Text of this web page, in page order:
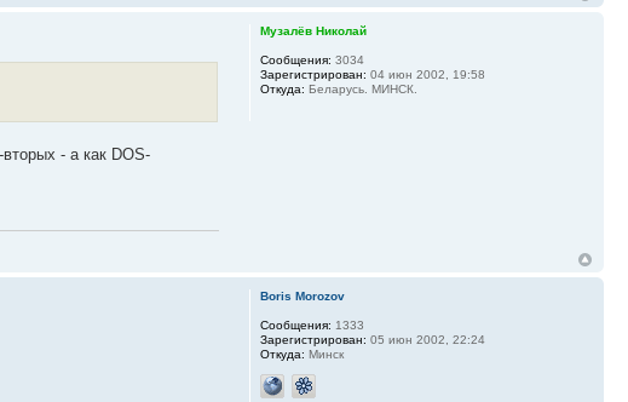
- а как DOS-
Музалёв Николай
Сообщения: 3034
Зарегистрирован: 04 июн 2002, 19:58
Откуда: Беларусь. МИНСК.
Boris Morozov
Сообщения: 1333
Зарегистрирован: 05 июн 2002, 22:24
Откуда: Минск